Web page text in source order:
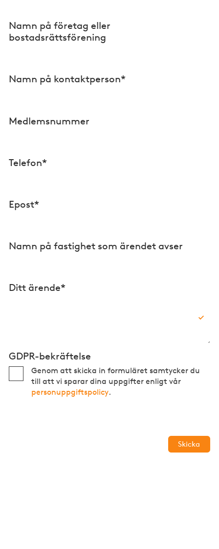
Namn på företag eller
bostadsrättsförening
Namn på kontaktperson*
Medlemsnummer
Telefon*
Epost*
Namn på fastighet som ärendet avser
Ditt ärende*
GDPR-bekräftelse
Genom att skicka in formuläret samtycker du
till att vi sparar dina uppgifter enligt vår
personuppgiftspolicy.
Skicka